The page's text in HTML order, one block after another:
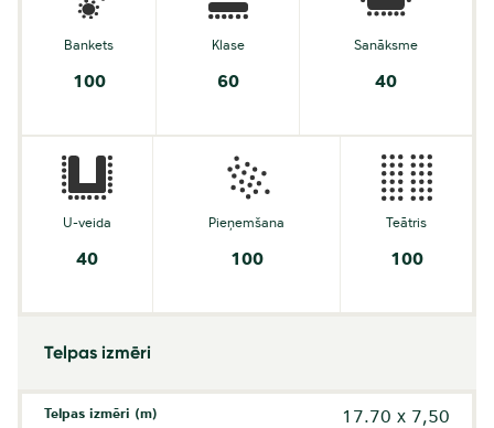
Bankets
100
Klase
60
Sanāksme
40
U-veida
40
Pieņemšana
100
Teātris
100
Telpas izmēri
Telpas izmēri (m) 17.70 x 7,50